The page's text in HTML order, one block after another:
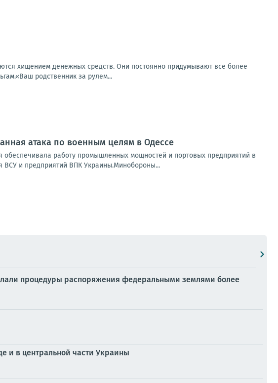
хищением денежных средств. Они постоянно придумывают все более
родственник за рулем...
атака по военным целям в Одессе
работу промышленных мощностей и портовых предприятий в
ВСУ и предприятий ВПК Украины.Минобороны...
процедуры распоряжения федеральными землями более
и в центральной части Украины